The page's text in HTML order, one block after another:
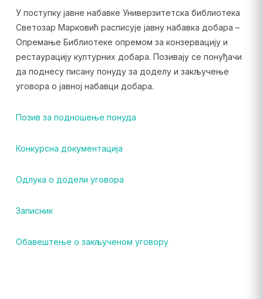
У поступку јавне набавке Универзитетска библиотека
Светозар Марковић расписује јавну набавка добара –
Опремање Библиотеке опремом за конзервацију и
рестаурацију културних добара. Позивају се понуђачи
да поднесу писану понуду за доделу и закључење
уговора о јавној набавци добара.
Позив за подношење понуда
Конкурсна документација
Одлука о додели уговора
Записник
Обавештење о закљученом уговору